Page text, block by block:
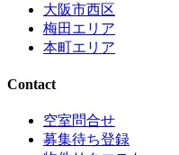
大阪市西区
梅田エリア
本町エリア
Contact
空室問合せ
募集待ち登録